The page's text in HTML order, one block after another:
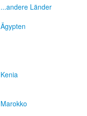
...andere Länder
Ägypten
Kenia
Marokko